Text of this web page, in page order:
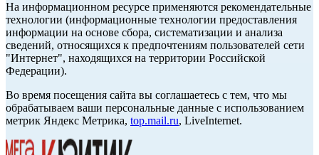
На информационном ресурсе применяются рекомендательные
технологии (информационные технологии предоставления
информации на основе сбора, систематизации и анализа
сведений, относящихся к предпочтениям пользователей сети
"Интернет", находящихся на территории Российской
Федерации).
Во время посещения сайта вы соглашаетесь с тем, что мы
обрабатываем ваши персональные данные с использованием
метрик Яндекс Метрика, top.mail.ru, LiveInternet.